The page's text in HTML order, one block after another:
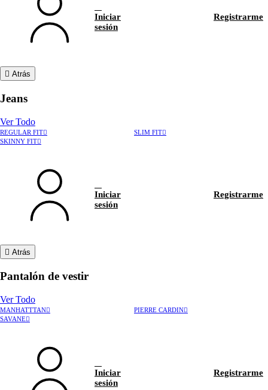
Iniciar
sesión
Registrarme
Atrás
Jeans
Ver Todo
REGULAR FIT
SLIM FIT
SKINNY FIT
Iniciar
sesión
Registrarme
Atrás
Pantalón de vestir
Ver Todo
MANHATTTAN
PIERRE CARDIN
SAVANE
Iniciar
sesión
Registrarme
Hablar con asesor